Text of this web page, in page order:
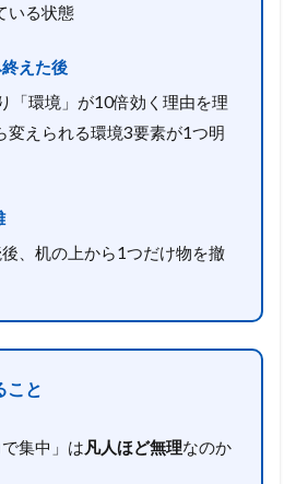
いる状態
えた後
「環境」が10倍効く理由を理
変えられる環境3要素が1つ明
、机の上から1つだけ物を撤
こと
集中」は凡人ほど無理なのか